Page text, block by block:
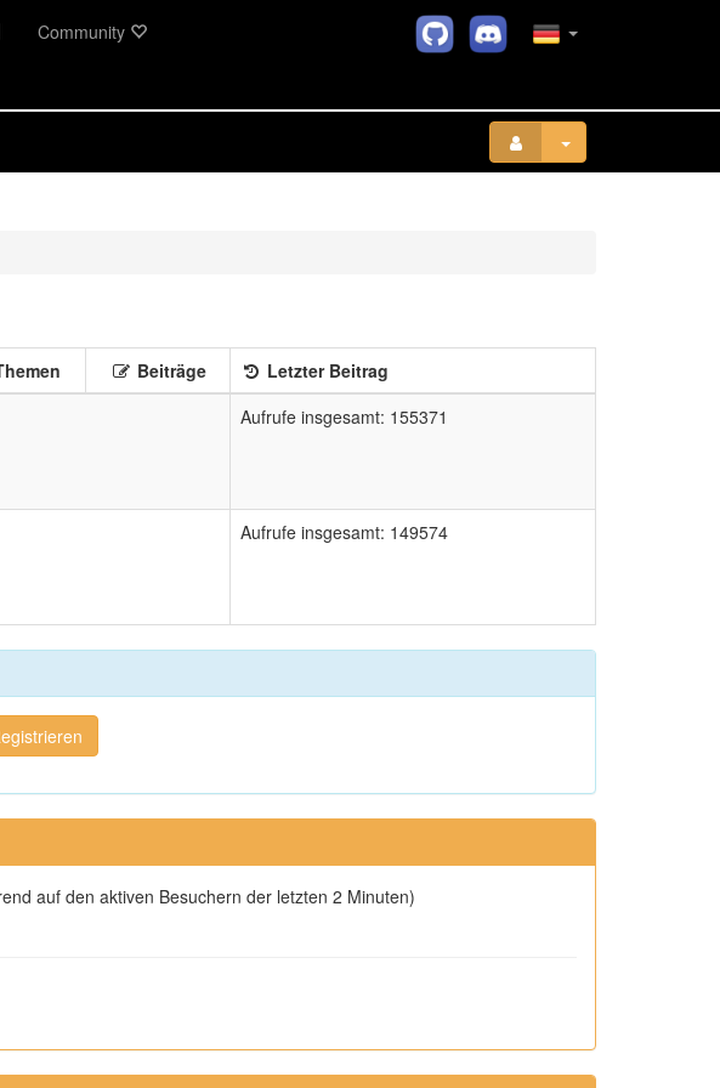
Community
Beiträge
Letzter Beitrag
Aufrufe insgesamt: 155371
Aufrufe insgesamt: 149574
auf den aktiven Besuchern der letzten 2 Minuten)